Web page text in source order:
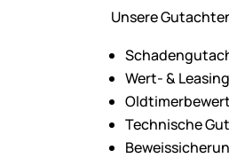
Unsere
Wert- &
Technische